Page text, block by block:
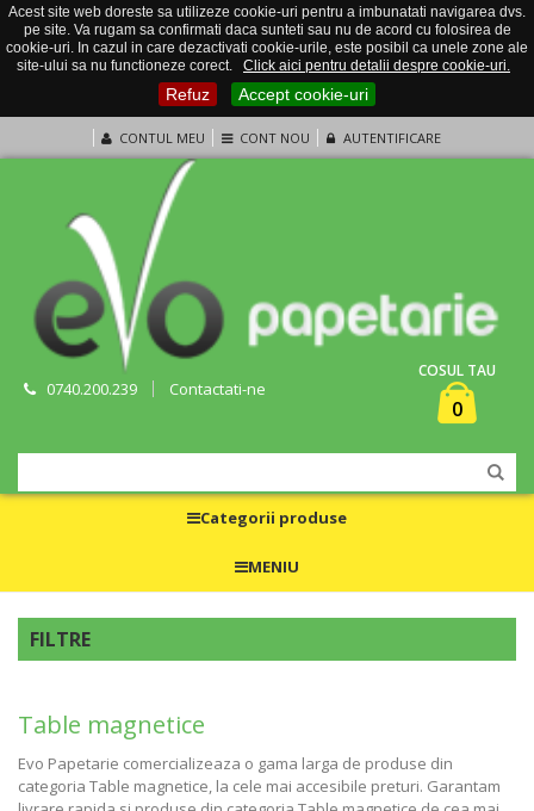
Acest site web doreste sa utilizeze cookie-uri pentru a imbunatati navigarea dvs.
pe site. Va rugam sa confirmati daca sunteti sau nu de acord cu folosirea de
cookie-uri. In cazul in care dezactivati cookie-urile, este posibil ca unele zone ale
site-ului sa nu functioneze corect.
Click aici pentru detalii despre cookie-uri.
Refuz Accept cookie-uri
CONTUL MEU CONT NOU AUTENTIFICARE
0740.200.239 Contactati-ne
COSUL TAU
0
Categorii produse
MENIU
FILTRE
Table magnetice
Evo Papetarie comercializeaza o gama larga de produse din
categoria Table magnetice, la cele mai accesibile preturi. Garantam